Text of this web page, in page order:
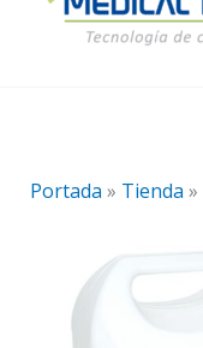
Portada » Tienda »
4000ML
cantidad